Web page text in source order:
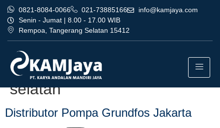
0821-8084-0066 021-73885166
info@kamjaya.com
Senin - Jumat | 8.00 - 17.00 WIB
Rempoa, Tangerang Selatan 15412
Tag:
grundfos jakarta tangerang
selatan
Distributor Pompa Grundfos Jakarta